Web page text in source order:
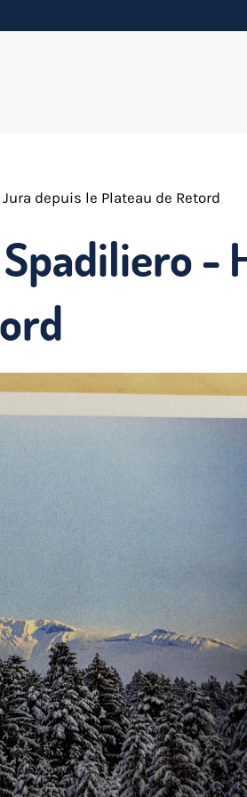
depuis le Plateau de Retord
-